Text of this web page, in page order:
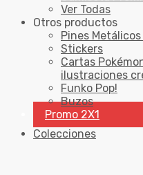
Ver Todas
Otros productos
Pines
Stickers
Cartas
ilustraciones
Funko Pop!
Buzos
Promo 2X1
Colecciones